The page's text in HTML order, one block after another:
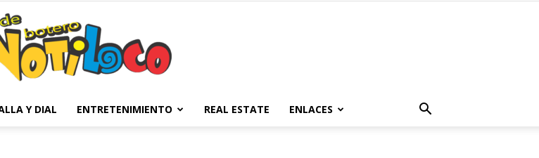
Y DIAL ENTRETENIMIENTO REAL ESTATE ENLACES